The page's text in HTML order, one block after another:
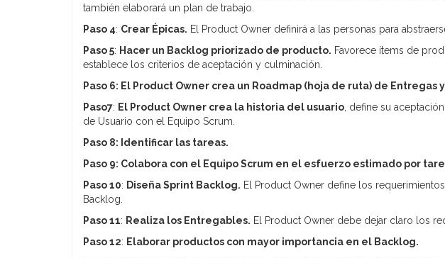
también elaborará un plan de trabajo.
Paso 4: Crear Épicas. El Product Owner definirá a las personas para
Paso 5: Hacer un Backlog priorizado de producto. Favorece ítems de
establece los criterios de aceptación y culminación.
Paso 6: El Product Owner crea un Roadmap (hoja de ruta) de Entregas
Paso7: El Product Owner crea la historia del usuario , define su
de Usuario con el Equipo Scrum.
Paso 8: Identificar las tareas.
Paso 9: Colabora con el Equipo Scrum en el esfuerzo estimado por
Paso 10: Diseña Sprint Backlog. El Product Owner define los
Backlog.
Paso 11: Realiza los Entregables. El Product Owner debe dejar claro los
Paso 12: Elaborar productos con mayor importancia en el Backlog.